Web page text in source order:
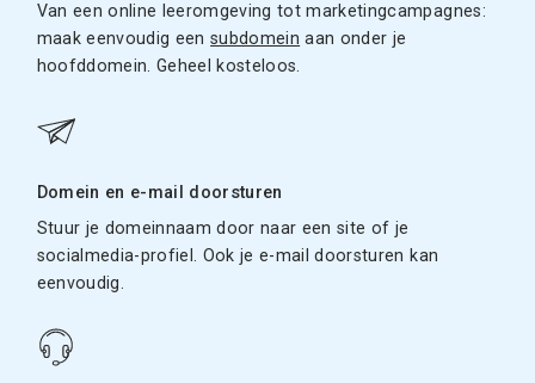
Van een online leeromgeving tot marketingcampagnes:
maak eenvoudig eensubdomein aan onder je
hoofddomein. Geheel kosteloos.
Domein en e-mail doorsturen
Stuur je domeinnaam door naar een site of je
socialmedia-profiel. Ook je e-mail doorsturen kan
eenvoudig.